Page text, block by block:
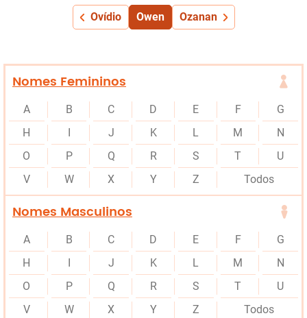
Ovídio Owen Ozanan
Nomes Femininos
A B C D E F
G
H
I J K L M
N
O
P Q R S T
U
V
W X Y Z Todos
Nomes Masculinos
A B C D E F
G
H
I J K L M
N
O
P Q R S T
U
V
W X Y Z Todos